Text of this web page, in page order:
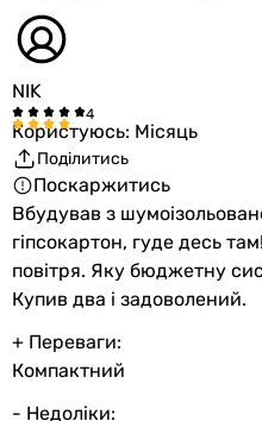
NIK
Користуюсь: Місяць
Поділитись
Поскаржитись
Вбудував з
гіпсокартон, гуде десь
повітря. Яку бюджетну
Купив два і задоволений.
+ Переваги:
Компактний
- Недоліки: